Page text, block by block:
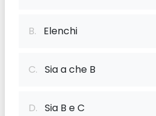
B. Elenchi
C. Sia a che B
D. Sia B e C